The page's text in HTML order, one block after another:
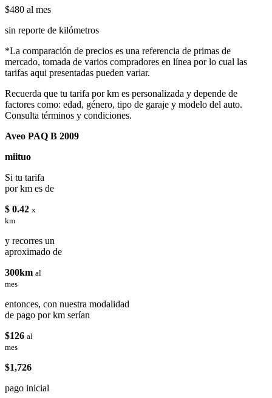
$480 al mes
sin reporte de kilómetros
*La comparación de precios es una referencia de primas de
mercado, tomada de varios compradores en línea por lo cual las
tarifas aqui presentadas pueden variar.
Recuerda que tu tarifa por km es personalizada y depende de
factores como: edad, género, tipo de garaje y modelo del auto.
Consulta términos y condiciones.
Aveo PAQ B 2009
miituo
Si tu tarifa
por km es de
$ 0.42 x
km
y recorres un
aproximado de
300km al
mes
entonces, con nuestra modalidad
de pago por km serían
$126 al
mes
$1,726
pago inicial